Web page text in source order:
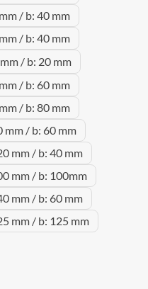
/ b: 40 mm
/ b: 40 mm
/ b: 20 mm
/ b: 60 mm
/ b: 80 mm
mm / b: 60 mm
mm / b: 40 mm
mm / b: 100mm
mm / b: 60 mm
mm / b: 125 mm
den gewünschten